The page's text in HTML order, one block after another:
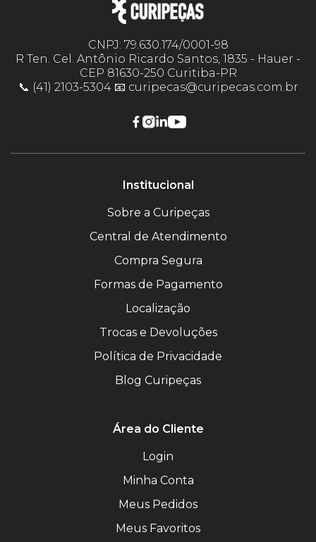
CNPJ: 79.630.174/0001-98
R Ten. Cel. Antônio Ricardo Santos, 1835 - Hauer -
CEP 81630-250 Curitiba-PR
📞 (41) 2103-5304 📧 curipecas@curipecas.com.br
Institucional
Sobre a Curipeças
Central de Atendimento
Compra Segura
Formas de Pagamento
Localização
Trocas e Devoluções
Política de Privacidade
Blog Curipeças
Área do Cliente
Login
Minha Conta
Meus Pedidos
Meus Favoritos